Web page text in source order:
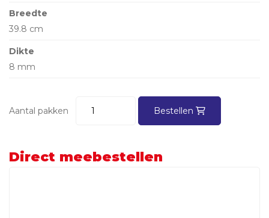
Breedte
39.8 cm
Dikte
8 mm
Aantal pakken Bestellen
Direct meebestellen